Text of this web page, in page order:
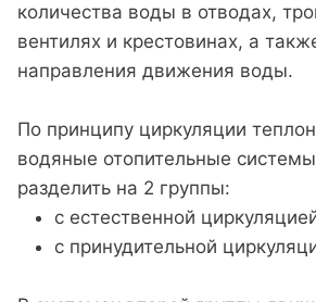
количества воды в отводах,
вентилях и крестовинах, а
направления движения воды.
По принципу циркуляции
водяные отопительные
разделить на 2 группы:
с естественной
с принудительной